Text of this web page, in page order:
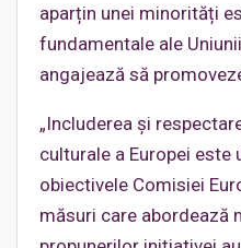
aparțin unei minorități
fundamentale ale
angajează să
„Includerea și
culturale a Europei
obiectivele Comisiei
măsuri care abordează